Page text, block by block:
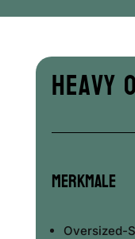
Heavy
Merkmale
Oversized-